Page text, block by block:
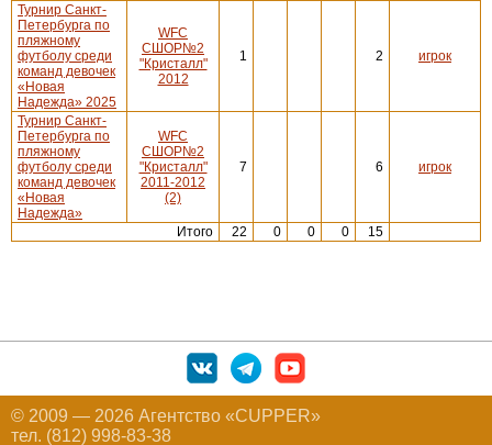
Турнир Санкт-
Петербурга по
пляжному
футболу среди
команд девочек
«Новая
Надежда» 2025
WFC
СШОР№2
"Кристалл"
2012
1 2 игрок
Турнир Санкт-
Петербурга по
пляжному
футболу среди
команд девочек
«Новая
Надежда»
WFC
СШОР№2
"Кристалл"
2011-2012
(2)
7 6 игрок
Итого 22 0 0 0 15
© 2009 — 2026 Агентство «CUPPER»
тел. (812) 998-83-38